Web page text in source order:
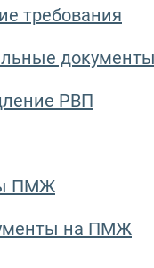
требования
РВП
ПМЖ
на ПМЖ